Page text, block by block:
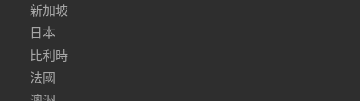
新加坡
日本
比利時
法國